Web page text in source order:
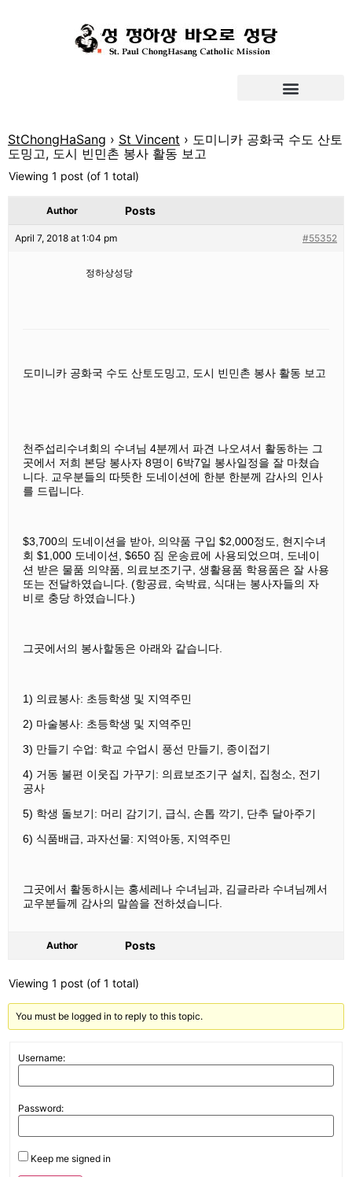
StChongHaSang › St Vincent › 도미니카 공화국 수도 산토
도밍고, 도시 빈민촌 봉사 활동 보고
Viewing 1 post (of 1 total)
Author Posts
April 7, 2018 at 1:04 pm #55352
정하상성당
도미니카 공화국 수도 산토도밍고, 도시 빈민촌 봉사 활동 보고
천주섭리수녀회의 수녀님 4분께서 파견 나오셔서 활동하는 그
곳에서 저희 본당 봉사자 8명이 6박7일 봉사일정을 잘 마쳤습
니다. 교우분들의 따뜻한 도네이션에 한분 한분께 감사의 인사
를 드립니다.
$3,700의 도네이션을 받아, 의약품 구입 $2,000정도, 현지수녀
회 $1,000 도네이션, $650 짐 운송료에 사용되었으며, 도네이
션 받은 물품 의약품, 의료보조기구, 생활용품 학용품은 잘 사용
또는 전달하였습니다. (항공료, 숙박료, 식대는 봉사자들의 자
비로 충당 하였습니다.)
그곳에서의 봉사할동은 아래와 같습니다.
1) 의료봉사: 초등학생 및 지역주민
2) 마술봉사: 초등학생 및 지역주민
3) 만들기 수업: 학교 수업시 풍선 만들기, 종이접기
4) 거동 불편 이웃집 가꾸기: 의료보조기구 설치, 집청소, 전기
공사
5) 학생 돌보기: 머리 감기기, 급식, 손톱 깍기, 단추 달아주기
6) 식품배급, 과자선물: 지역아동, 지역주민
그곳에서 활동하시는 홍세레나 수녀님과, 김글라라 수녀님께서
교우분들께 감사의 말씀을 전하셨습니다.
Author Posts
Viewing 1 post (of 1 total)
You must be logged in to reply to this topic.
Username:
Password:
Keep me signed in